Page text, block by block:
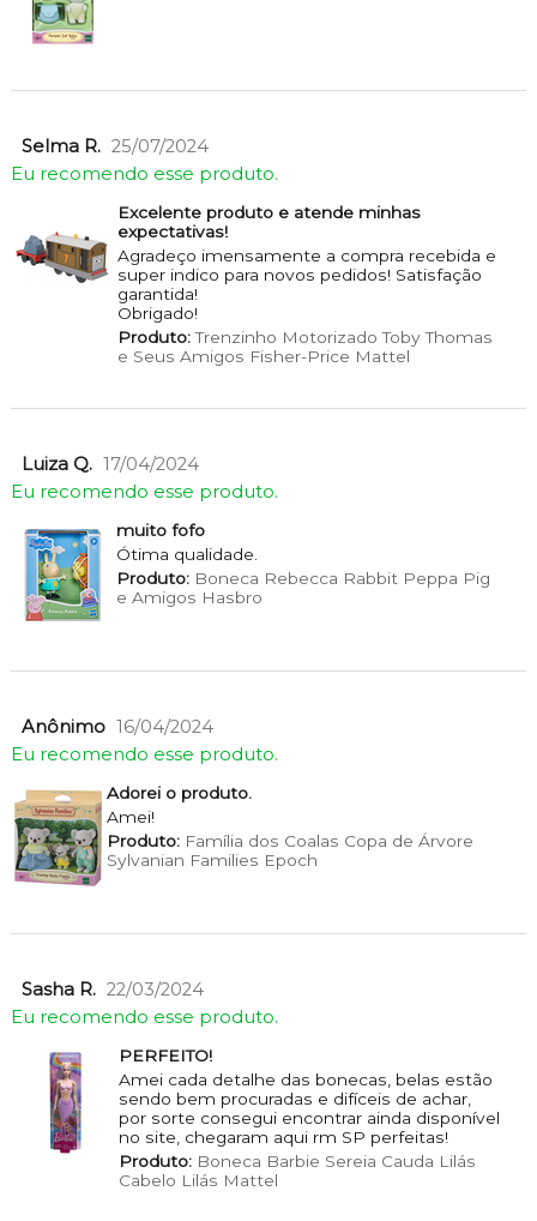
Selma R. 25/07/2024
Eu recomendo esse produto.
Excelente produto e atende minhas
expectativas!
Agradeço imensamente a compra recebida e
super indico para novos pedidos! Satisfação
garantida!
Obrigado!
Produto:Trenzinho Motorizado Toby Thomas
e Seus Amigos Fisher-Price Mattel
Luiza Q. 17/04/2024
Eu recomendo esse produto.
muito fofo
Ótima qualidade.
Produto:Boneca Rebecca Rabbit Peppa Pig
e Amigos Hasbro
Anônimo 16/04/2024
Eu recomendo esse produto.
Adorei o produto.
Amei!
Produto:Família dos Coalas Copa de Árvore
Sylvanian Families Epoch
Sasha R. 22/03/2024
Eu recomendo esse produto.
PERFEITO!
Amei cada detalhe das bonecas, belas estão
sendo bem procuradas e difíceis de achar,
por sorte consegui encontrar ainda disponível
no site, chegaram aqui rm SP perfeitas!
Produto:Boneca Barbie Sereia Cauda Lilás
Cabelo Lilás Mattel